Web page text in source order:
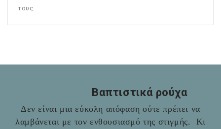
τους.
Βαπτιστικά ρούχα
Δεν είναι μια εύκολη απόφαση ούτε πρέπει να
λαμβάνεται με τον ενθουσιασμό της στιγμής. Κι